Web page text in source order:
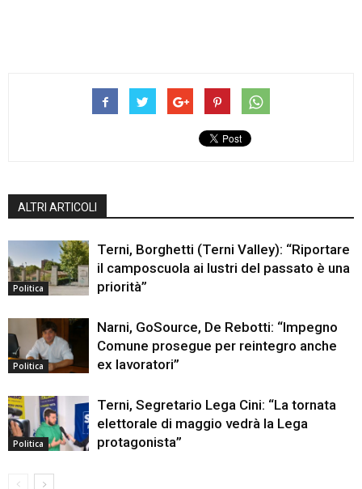
ALTRI ARTICOLI
Politica
Terni, Borghetti (Terni Valley): “Riportare
il camposcuola ai lustri del passato è una
priorità”
Politica
Narni, GoSource, De Rebotti: “Impegno
Comune prosegue per reintegro anche
ex lavoratori”
Politica
Terni, Segretario Lega Cini: “La tornata
elettorale di maggio vedrà la Lega
protagonista”